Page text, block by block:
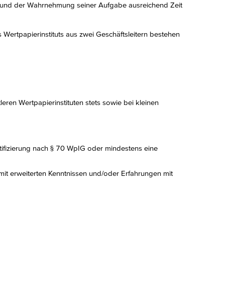
der Wahrnehmung seiner Aufgabe ausreichend Zeit
aus zwei Geschäftsleitern bestehen
Wertpapierinstituten stets sowie bei kleinen
nach § 70 WpIG oder mindestens eine
erweiterten Kenntnissen und/oder Erfahrungen mit